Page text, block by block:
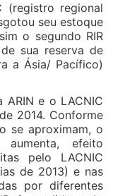
(registro regional
seu estoque
o segundo RIR
sua reserva de
a Ásia/ Pacífico)
e o LACNIC
2014. Conforme
se aproximam, o
aumenta, efeito
pelo LACNIC
de 2013) e nas
por diferentes